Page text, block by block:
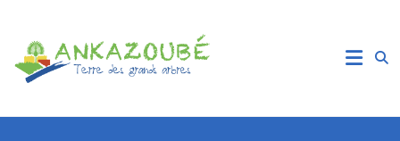
contentAssociation
Ankazoube
Terre